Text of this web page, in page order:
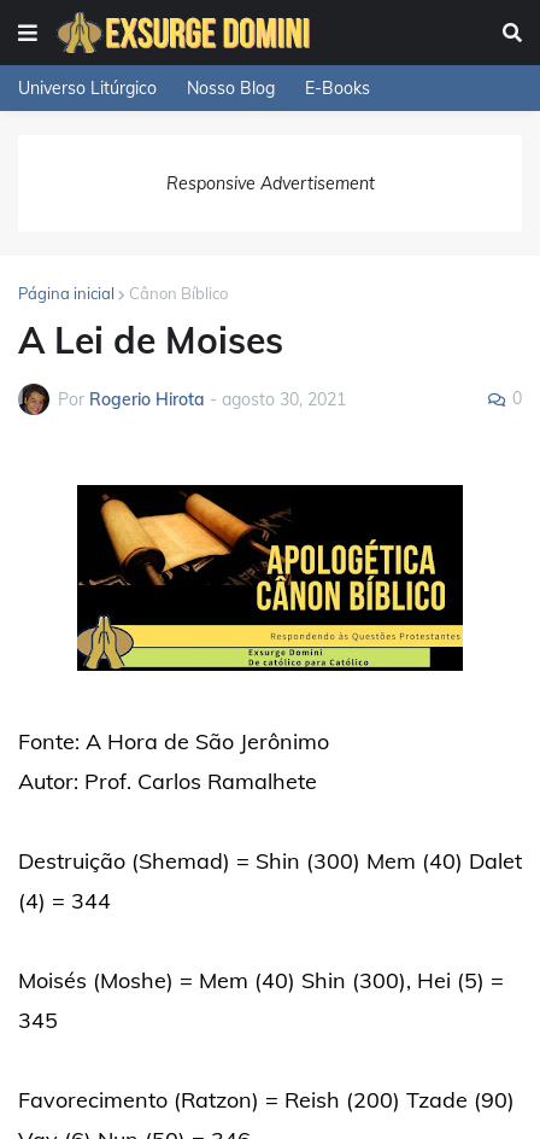
Universo Litúrgico Nosso Blog E-Books
Responsive Advertisement
Página inicial Cânon Bíblico
A Lei de Moises
Por Rogerio Hirota - agosto 30, 2021 0
Fonte: A Hora de São Jerônimo
Autor: Prof. Carlos Ramalhete
Destruição (Shemad) = Shin (300) Mem (40) Dalet
(4) = 344
Moisés (Moshe) = Mem (40) Shin (300), Hei (5) =
345
Favorecimento (Ratzon) = Reish (200) Tzade (90)